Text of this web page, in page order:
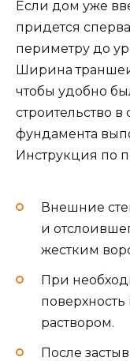
Если дом уже
придется
периметру до
Ширина
чтобы удобно
строительство
фундамента
Инструкция по
Внешние
и
жестким
При
раствором.
После